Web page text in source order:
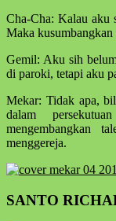
Cha-Cha: Kalau
Maka kusumbangkan
Gemil: Aku sih
di paroki, tetapi aku
Mekar: Tidak apa,
dalam
mengembangkan
menggereja.
SANTO